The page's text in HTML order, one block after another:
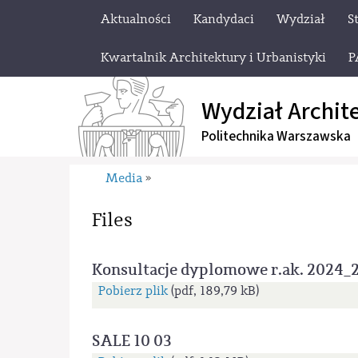
Aktualności Kandydaci Wydział
Kwartalnik Architektury i Urbanistyki
Wydział
Politechnika Warszawska
Media »
Files
Konsultacje dyplomowe r.ak.
Pobierz plik(pdf, 189,79 kB)
SALE 10 03